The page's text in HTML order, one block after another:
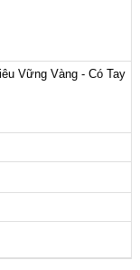
Vững Vàng - Có Tay